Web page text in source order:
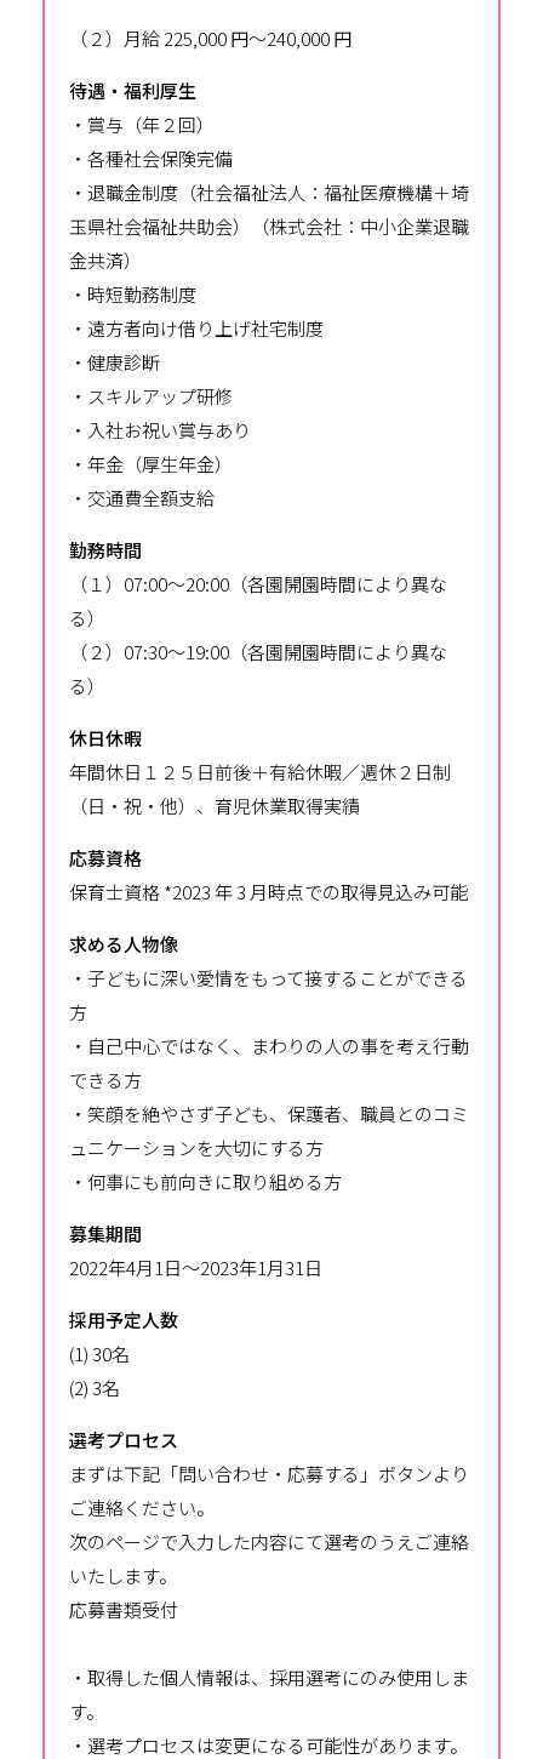
（２）月給 225,000 円～240,000 円
待遇・福利厚生
・賞与（年２回）
・各種社会保険完備
・退職金制度（社会福祉法人：福祉医療機構＋埼
玉県社会福祉共助会）（株式会社：中小企業退職
金共済）
・時短勤務制度
・遠方者向け借り上げ社宅制度
・健康診断
・スキルアップ研修
・入社お祝い賞与あり
・年金（厚生年金）
・交通費全額支給
勤務時間
（１）07:00～20:00（各園開園時間により異な
る）
（２）07:30～19:00（各園開園時間により異な
る）
休日休暇
年間休日１２５日前後＋有給休暇／週休２日制
（日・祝・他）、育児休業取得実績
応募資格
保育士資格 *2023 年 3 月時点での取得見込み可能
求める人物像
・子どもに深い愛情をもって接することができる
方
・自己中心ではなく、まわりの人の事を考え行動
できる方
・笑顔を絶やさず子ども、保護者、職員とのコミ
ュニケーションを大切にする方
・何事にも前向きに取り組める方
募集期間
2022年4月1日～2023年1月31日
採用予定人数
(1) 30名
(2) 3名
選考プロセス
まずは下記「問い合わせ・応募する」ボタンより
ご連絡ください。
次のページで入力した内容にて選考のうえご連絡
いたします。
応募書類受付
・取得した個人情報は、採用選考にのみ使用しま
す。
・選考プロセスは変更になる可能性があります。